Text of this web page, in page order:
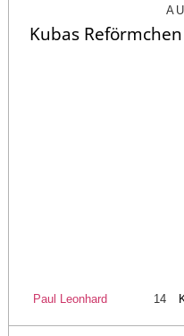
Kubas
Paul Leonhard 14